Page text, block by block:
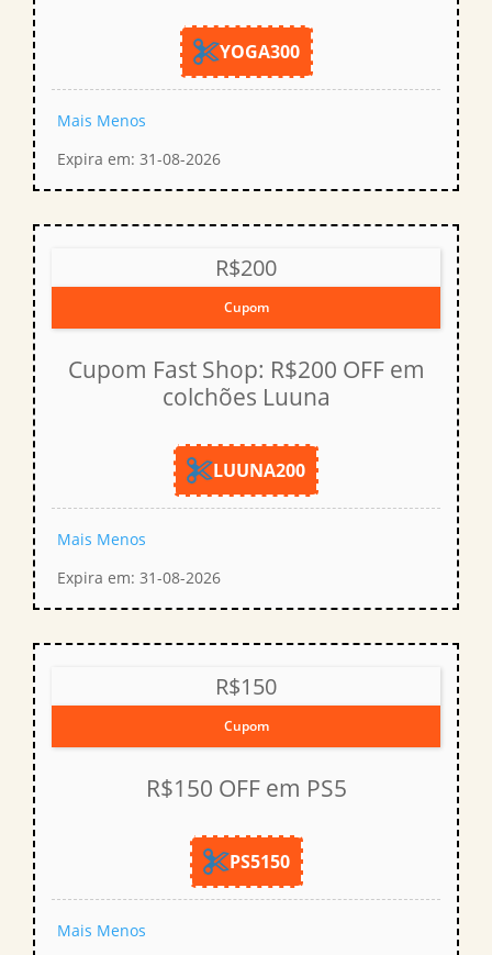
YOGA300
Mais Menos
Expira em: 31-08-2026
R$200
Cupom
Cupom Fast Shop: R$200 OFF em
colchões Luuna
LUUNA200
Mais Menos
Expira em: 31-08-2026
R$150
Cupom
R$150 OFF em PS5
PS5150
Mais Menos